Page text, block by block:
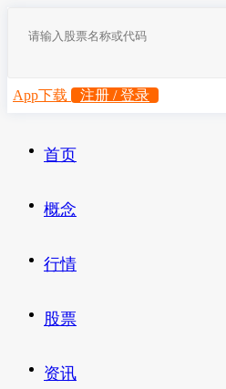
App下载 注册 / 登录
首页
概念
行情
股票
资讯